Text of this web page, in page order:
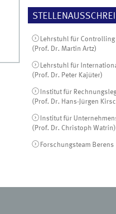
Lehrstuhl für
(Prof. Dr. Martin Artz)
Lehrstuhl für
(Prof. Dr. Peter Kajüter)
Institut für
(Prof. Dr. Hans-Jürgen
Institut für
(Prof. Dr. Christoph Watrin)
Forschungsteam Berens